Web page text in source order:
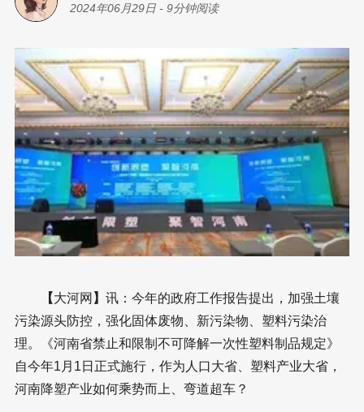
2024年06月29日 - 9分钟阅读
【大河网 】 讯：今年的政府工作报告提出，加强土壤
污染源头防控，强化固体废物、新污染物、塑料污染治
理。《河南省禁止和限制不可降解一次性塑料制品规定》
自今年1月1日正式施行，作为人口大省、塑料产业大省，
河南降塑产业如何乘势而上、弯道超车？